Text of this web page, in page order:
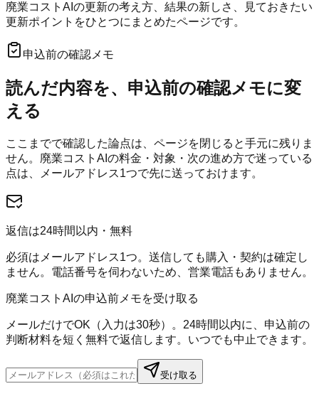
廃業コストAIの更新の考え方、結果の新しさ、見ておきたい
更新ポイントをひとつにまとめたページです。
申込前の確認メモ
読んだ内容を、申込前の確認メモに変
える
ここまでで確認した論点は、ページを閉じると手元に残りま
せん。 廃業コストAI の料金・対象・次の進め方で迷っている
点は、メールアドレス1つで先に送っておけます。
返信は24時間以内・無料
必須はメールアドレス1つ。送信しても購入・契約は確定し
ません。電話番号を伺わないため、営業電話もありません。
廃業コストAIの申込前メモを受け取る
メールだけでOK（入力は30秒）。24時間以内に、申込前の
判断材料を短く無料で返信します。いつでも中止できます。
受け取る